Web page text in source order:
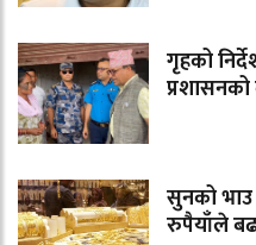
गृहको
सुनको भाउ
रुपैयाँले